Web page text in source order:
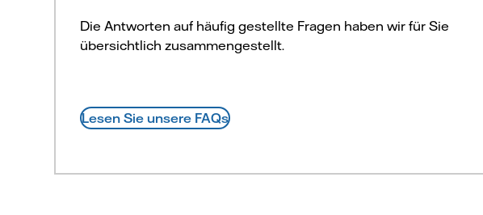
Die Antworten auf häufig gestellte Fragen haben wir für Sie
übersichtlich zusammengestellt.
Lesen Sie unsere FAQs